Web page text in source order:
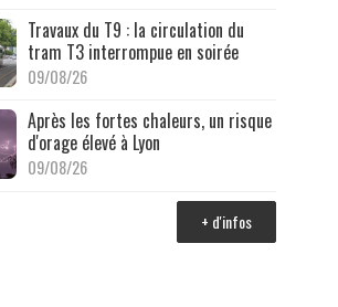
Travaux du T9 : la circulation du
tram T3 interrompue en soirée
09/08/26
Après les fortes chaleurs, un risque
d'orage élevé à Lyon
09/08/26
+ d'infos